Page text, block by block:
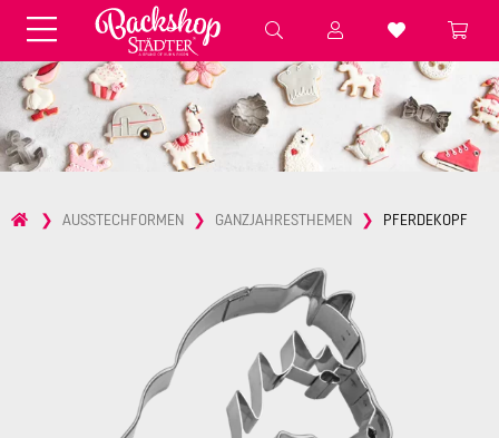
Aufbewahren
Fondant & Zubehör Speisefarben
Essbare Streudekore
Tortenunterlagen &
Kerzen
Pralinenkapseln Geschenktüten
Vorspeisen & Desserts
Pasteten- &
Terrinenformen
Backzutaten Küchenhelfer
Nudel- &
Spätzleherstellung
STÄDTER fresh&cool
AUSSTECHFORMEN GANZJAHRESTHEMEN PFERDEKOPF